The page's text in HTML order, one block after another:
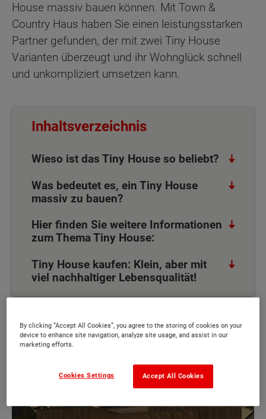
House massiv bauen können. Mit Town &
Country Haus haben Sie einen leistungsstarken
Partner gefunden, der mit zwei Tiny House
Varianten überzeugt und ihr Wohnglück schnell
und unkompliziert umsetzen kann.
Inhaltsverzeichnis
Wieso ist das Tiny House so beliebt?
Was bedeutet es, ein Tiny House
massiv zu bauen?
Hier finden Sie weitere Informationen
zum Thema Tiny House:
Tiny House kaufen: Klein, aber mit
viel nachhaltiger Lebensqualität!
Wieso ist das Tiny House so beliebt?
By clicking “Accept All Cookies”, you agree to the storing of cookies on your
device to enhance site navigation, analyze site usage, and assist in our
marketing efforts.
Accept All Cookies
Cookies Settings